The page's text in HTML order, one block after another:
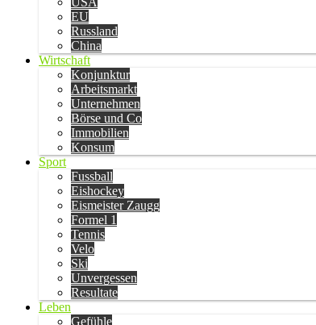
EU
Russland
China
Wirtschaft
Konjunktur
Arbeitsmarkt
Unternehmen
Börse und Co
Immobilien
Konsum
Sport
Fussball
Eishockey
Eismeister Zaugg
Formel 1
Tennis
Velo
Ski
Unvergessen
Resultate
Leben
Gefühle